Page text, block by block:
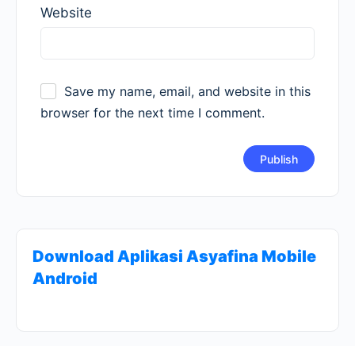
Website
Save my name, email, and website in this
browser for the next time I comment.
Download Aplikasi Asyafina Mobile
Android